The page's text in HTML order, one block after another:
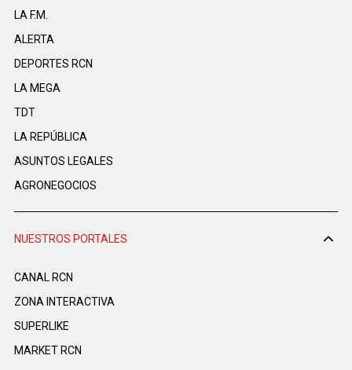
LA F.M.
ALERTA
DEPORTES RCN
LA MEGA
TDT
LA REPÚBLICA
ASUNTOS LEGALES
AGRONEGOCIOS
NUESTROS PORTALES
CANAL RCN
ZONA INTERACTIVA
SUPERLIKE
MARKET RCN